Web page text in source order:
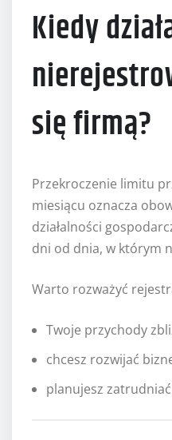
Kiedy
się firmą?
Przekroczenie limitu
miesiącu oznacza
działalności
dni od dnia, w którym
Warto rozważyć
Twoje przychody
chcesz rozwijać
planujesz